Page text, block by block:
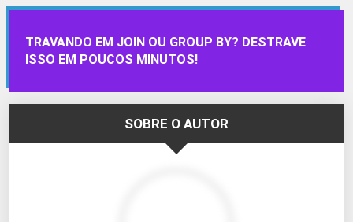
TRAVANDO EM JOIN OU GROUP BY? DESTRAVE
ISSO EM POUCOS MINUTOS!
SOBRE O AUTOR